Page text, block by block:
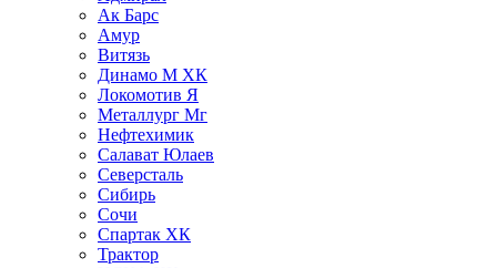
Ак Барс
Амур
Витязь
Динамо М ХК
Локомотив Я
Металлург Мг
Нефтехимик
Салават Юлаев
Северсталь
Сибирь
Сочи
Спартак ХК
Трактор